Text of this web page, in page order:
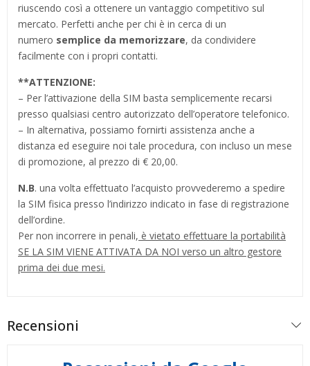
riuscendo così a ottenere un vantaggio competitivo sul
mercato. Perfetti anche per chi è in cerca di un
numero semplice da memorizzare, da condividere
facilmente con i propri contatti.
**ATTENZIONE:
– Per l’attivazione della SIM basta semplicemente recarsi
presso qualsiasi centro autorizzato dell’operatore telefonico.
– In alternativa, possiamo fornirti assistenza anche a
distanza ed eseguire noi tale procedura, con incluso un mese
di promozione, al prezzo di € 20,00.
N.B. una volta effettuato l’acquisto provvederemo a spedire
la SIM fisica presso l’indirizzo indicato in fase di registrazione
dell’ordine.
Per non incorrere in penali, è vietato effettuare la portabilità
SE LA SIM VIENE ATTIVATA DA NOI verso un altro gestore
prima dei due mesi.
Recensioni